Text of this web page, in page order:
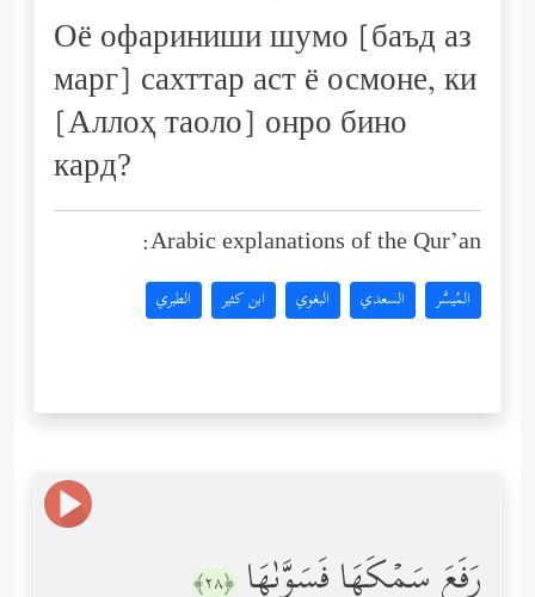
Оё офариниши шумо [баъд аз
марг] сахттар аст ё осмоне, ки
[Аллоҳ таоло] онро бино
кард?
Arabic explanations of the Qur’an:
المُيسَّر السعدي البغوي ابن كثير الطبري
رَفَعَ سَمۡكَهَا فَسَوَّىٰهَا ﴿٢٨﴾